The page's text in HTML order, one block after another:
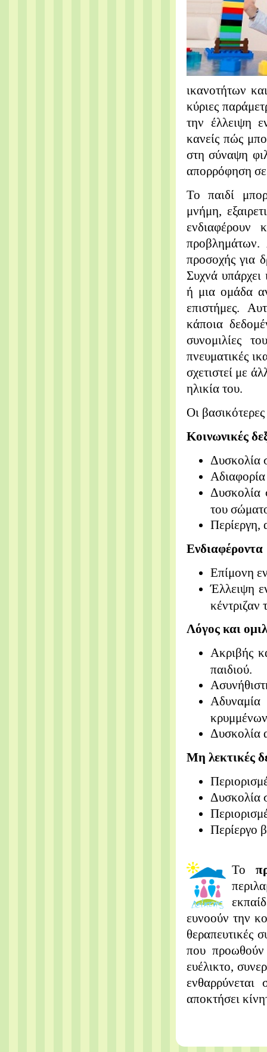
ικανοτήτων
κύριες
την έλλειψη
κανείς πώς
στη σύναψη
απορρόφηση σε
Το παιδί
μνήμη,
ενδιαφέρουν
προβλημάτων.
προσοχής για
Συχνά υπάρχει
ή μια ομάδα
επιστήμες.
κάποια
συνομιλίες
πνευματικές
σχετιστεί με
ηλικία του.
Οι βασικότερες
Κοινωνικές
Δυσκολία
Δυσκολία
του
Περίεργη,
Ενδιαφέροντα
Επίμονη
Έλλειψη
Λόγος και
Ακριβής
παιδιού.
Δυσκολία
Μη λεκτικές
Δυσκολία
Περίεργο
Το
ευνοούν την
θεραπευτικές
που προωθούν
ευέλικτο,
αποκτήσει